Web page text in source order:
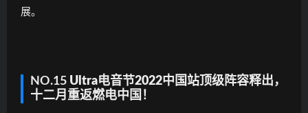
展。
NO.15 Ultra电音节2022中国站顶级阵容释出，
十二月重返燃电中国！